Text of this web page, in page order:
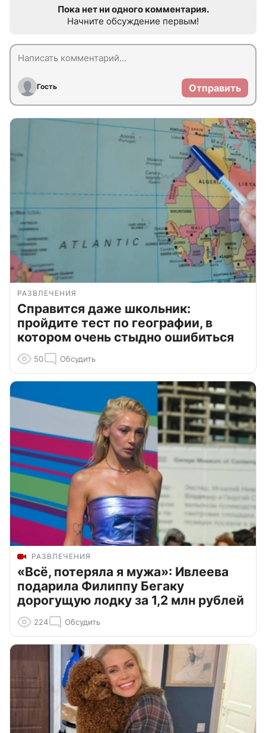
Пока нет ни одного комментария.
Начните обсуждение первым!
Гость Отправить
РАЗВЛЕЧЕНИЯ
Справится даже школьник:
пройдите тест по географии, в
котором очень стыдно ошибиться
50 Обсудить
РАЗВЛЕЧЕНИЯ
«Всё, потеряла я мужа»: Ивлеева
подарила Филиппу Бегаку
дорогущую лодку за 1,2 млн рублей
224 Обсудить